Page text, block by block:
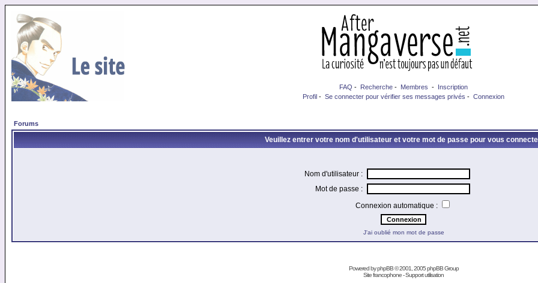
FAQ - Recherche - Membres - Inscription
Profil - Se connecter pour vérifier ses messages privés - Connexion
Forums
Veuillez entrer votre nom d'utilisateur et votre mot de passe pour vous
Nom d'utilisateur :
Mot de passe :
Connexion automatique :
J'ai oublié mon mot de passe
Powered byphpBB© 2001, 2005 phpBB Group
Site francophone-Support utilisation